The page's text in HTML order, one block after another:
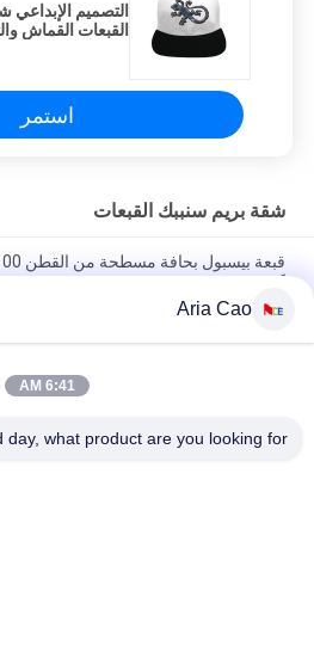
التصميم الإبداعي
القبعات القماش
استمر
شقة بريم سنببك القبعات
كورية
للرجال
embroidery national flag special
Aria Cao
6:41 AM
day, what product are you looking for?